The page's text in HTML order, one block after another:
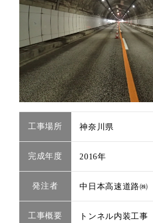
工事場所 神奈川県
完成年度 2016年
発注者 中日本高速道路㈱
⼯事概要 トンネル内装工事